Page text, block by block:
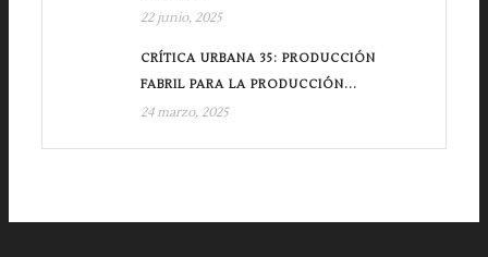
22 junio, 2025
CRÍTICA URBANA 35: PRODUCCIÓN
FABRIL PARA LA PRODUCCIÓN...
24 marzo, 2025